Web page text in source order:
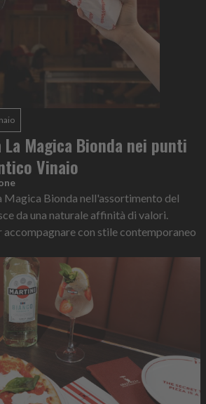
Magica Bionda nei punti
Vinaio
Magica Bionda nell'assortimento del
da una naturale affinità di valori.
accompagnare con stile contemporaneo